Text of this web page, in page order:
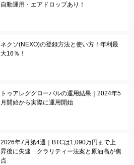
自動運用・エアドロップあり！
ネクソ(NEXO)の登録方法と使い方！年利最
大16％！
トゥアレググローバルの運用結果｜2024年5
月開始から実際に運用開始
2026年7月第4週｜BTCは1,090万円まで上
昇後に失速 クラリティー法案と原油高が焦
点